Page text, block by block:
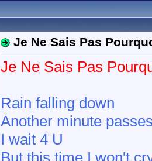
Je Ne Sais Pas
Je Ne Sais Pas
Rain falling down
Another minute
I wait 4 U